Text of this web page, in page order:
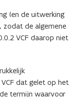
(en de uitwerking
zodat de algemene
VCF daarop niet
VCF dat gelet op het
termijn waarvoor